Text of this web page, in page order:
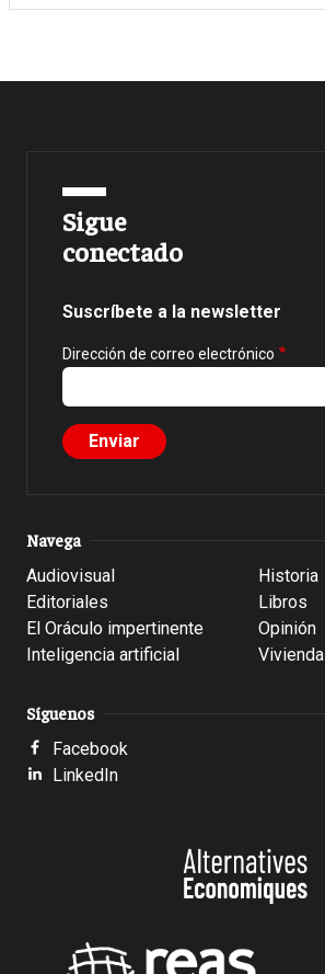
Sigue
conectado
Suscríbete a la newsletter
Dirección de correo electrónico
Navega
Audiovisual
Editoriales
El Oráculo impertinente
Inteligencia artificial
Historia
Libros
Opinión
Vivienda
Síguenos
Facebook
LinkedIn